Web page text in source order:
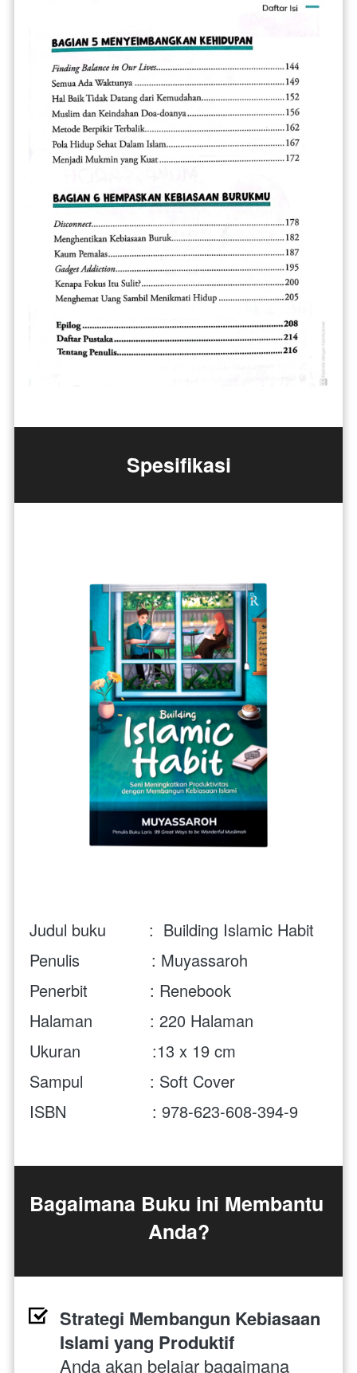
Spesifikasi
Judul buku         :  Building Islamic Habit
Penulis               : Muyassaroh
Penerbit             : Renebook
Halaman            : 220 Halaman
Ukuran               :13 x 19 cm
Sampul              : Soft Cover
ISBN                  : 978-623-608-394-9
Bagaimana Buku ini Membantu
Anda?
Strategi Membangun Kebiasaan
Islami yang Produktif